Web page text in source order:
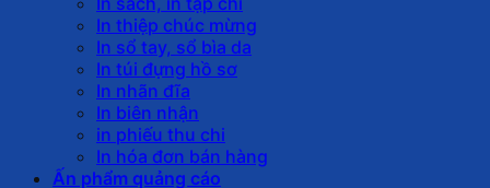
In thiệp chúc mừng
In sổ tay, sổ bìa da
In túi đựng hồ sơ
In nhãn đĩa
In biên nhận
in phiếu thu chi
In hóa đơn bán hàng
Ấn phẩm quảng cáo